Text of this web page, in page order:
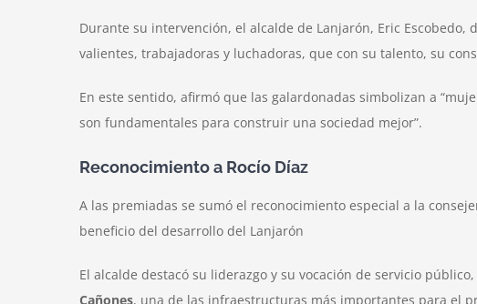
Durante su intervención, el alcalde de Lanjarón, Eric
valientes, trabajadoras y luchadoras, que con su talento, su
En este sentido, afirmó que las galardonadas simbolizan a
son fundamentales para construir una sociedad mejor”.
Reconocimiento a Rocío Díaz
A las premiadas se sumó el reconocimiento especial a la
beneficio del desarrollo del Lanjarón
El alcalde destacó su liderazgo y su vocación de servicio
Cañones, una de las infraestructuras más importantes para el